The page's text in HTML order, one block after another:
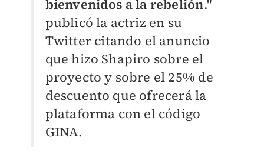
bienvenidos a la rebelión."
publicó la actriz en su
Twitter citando el anuncio
que hizo Shapiro sobre el
proyecto y sobre el 25% de
descuento que ​ofrecerá la
plataforma con el código
GINA.